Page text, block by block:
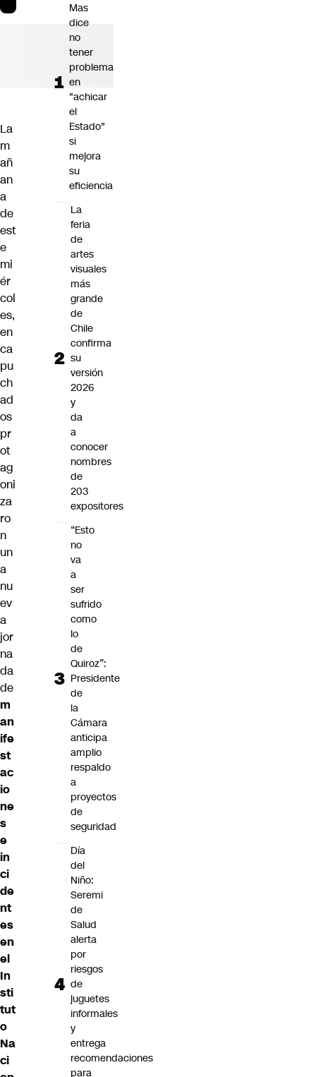
La
m
añ
an
a
de
est
e
mi
ér
col
es,
en
ca
pu
ch
ad
os
pr
ot
ag
oni
za
ro
n
un
a
nu
ev
a
jor
na
da
de
m
an
ife
st
ac
io
ne
s
e
in
ci
de
nt
es
en
el
In
sti
tut
o
Na
ci
Mas
dice
no
tener
problema
en
"achicar
el
Estado"
si
mejora
su
eficiencia
La
feria
de
artes
visuales
más
grande
de
Chile
confirma
su
versión
2026
y
da
a
conocer
nombres
de
203
expositores
“Esto
no
va
a
ser
sufrido
como
lo
de
Quiroz”:
Presidente
de
la
Cámara
anticipa
amplio
respaldo
a
proyectos
de
seguridad
Día
del
Niño:
Seremi
de
Salud
alerta
por
riesgos
de
juguetes
informales
y
entrega
recomendaciones
para